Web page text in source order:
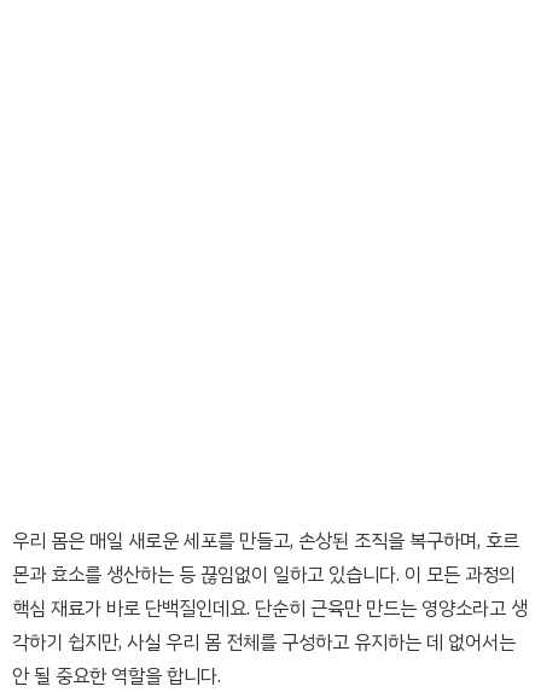
우리 몸은 매일 새로운 세포를 만들고, 손상된 조직을 복구하며, 호르
몬과 효소를 생산하는 등 끊임없이 일하고 있습니다. 이 모든 과정의
핵심 재료가 바로 단백질인데요. 단순히 근육만 만드는 영양소라고 생
각하기 쉽지만, 사실 우리 몸 전체를 구성하고 유지하는 데 없어서는
안 될 중요한 역할을 합니다.